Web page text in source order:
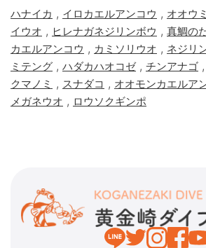
ハナイカ , イロカエルアンコウ , オオウ
イウオ , ヒレナガネジリンボウ , 真鯛の
カエルアンコウ , カミソリウオ , ネジリ
ミテング , ハダカハオコゼ, チンアナゴ ,
クマノミ , スナダコ , オオモンカエルア
メガネウオ , ロウソクギンポ